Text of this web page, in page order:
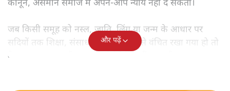
कानून, असमान समाज में अपने-आप न्याय नहीं दे सकता।
जब किसी समूह को नस्ल, जाति, लिंग या जन्म के आधार पर
सदियों तक शिक्षा, संसाधनों और सम्मान से वंचित रखा गया हो तो
केवल ‘सब बराबर हैं’ कह देने से स्थिति नहीं बदलती।
और पढ़ें